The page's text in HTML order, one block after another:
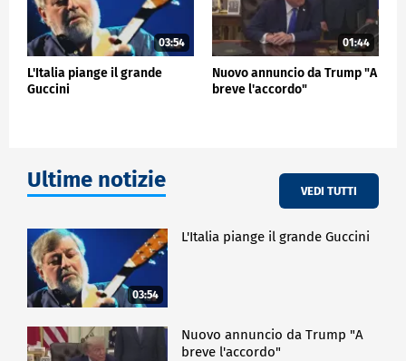
03:54
L'Italia piange il grande
Guccini
01:44
Nuovo annuncio da Trump "A
breve l'accordo"
Ultime notizie VEDI TUTTI
03:54
L'Italia piange il grande Guccini
Nuovo annuncio da Trump "A
breve l'accordo"